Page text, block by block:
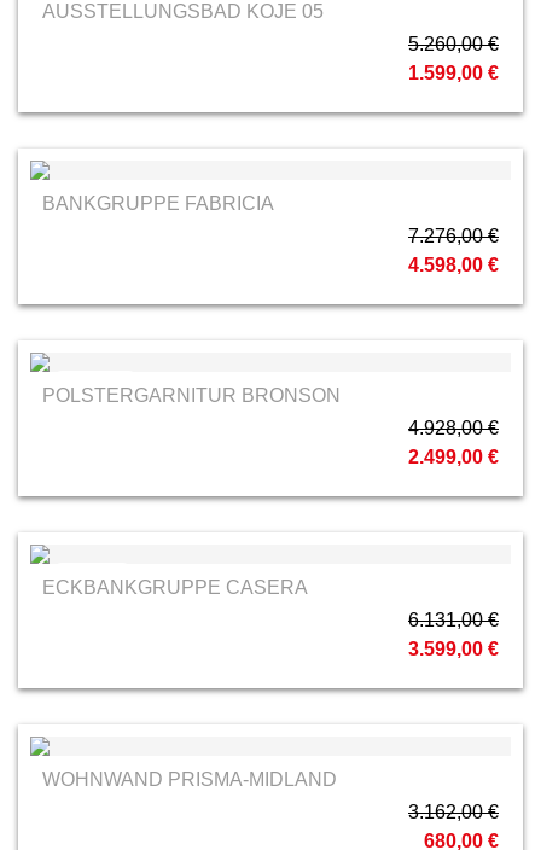
AUSSTELLUNGSBAD KOJE 05
5.260,00 €
1.599,00 €
BANKGRUPPE FABRICIA
7.276,00 €
4.598,00 €
Activineo
POLSTERGARNITUR BRONSON
4.928,00 €
2.499,00 €
Wimmer
ECKBANKGRUPPE CASERA
6.131,00 €
3.599,00 €
WOHNWAND PRISMA-MIDLAND
3.162,00 €
680,00 €